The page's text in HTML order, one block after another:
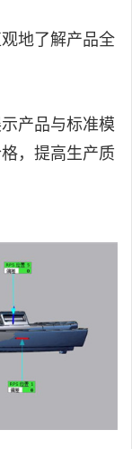
地了解产品全
产品与标准模
，提高生产质